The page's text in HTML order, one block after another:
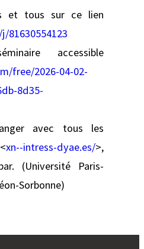
et tous sur ce lien
81630554123
accessible
free/2026-04-02-
8d35-
avec tous les
xn--intress-dyae.es/>,
(Université Paris-
Sorbonne)